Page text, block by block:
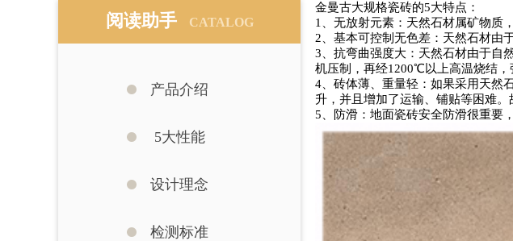
阅读助手 CATALOG
产品介绍
5大性能
设计理念
检测标准
金曼古大规格瓷砖的5大特点：
1、无放射元素：天然石材属矿物质
2、基本可控制无色差：天然石材由
3、抗弯曲强度大：天然石材由于自
机压制，再经1200℃以上高温烧结，
4、砖体薄、重量轻：如果采用天然
升，并且增加了运输、铺贴等困难
5、防滑：地面瓷砖安全防滑很重要